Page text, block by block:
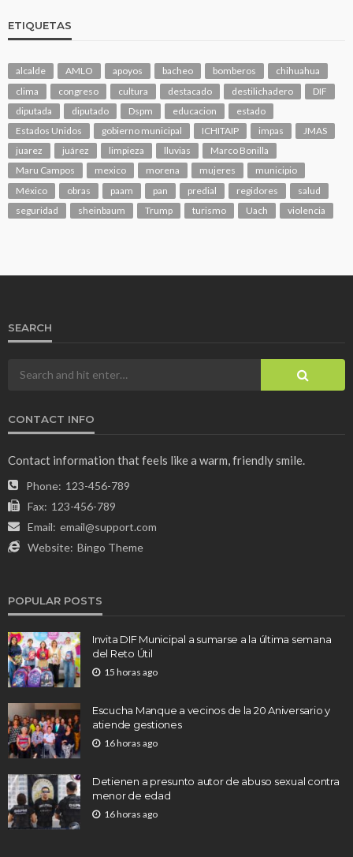
ETIQUETAS
alcalde AMLO apoyos bacheo bomberos
chihuahua
clima
congreso cultura destacado destilichadero
DIF
diputada
diputado Dspm educacion
estado
Estados Unidos
gobierno municipal ICHITAIP impas
JMAS
juarez
juárez limpieza lluvias
Marco Bonilla
Maru Campos
mexico morena mujeres
municipio
México
obras paam pan predial regidores
salud
seguridad
sheinbaum Trump turismo Uach violencia
SEARCH
CONTACT INFO
Contact information that feels like a warm, friendly smile.
Phone: 123-456-789
Fax: 123-456-789
Email: email@support.com
Website: Bingo Theme
POPULAR POSTS
Invita DIF Municipal a sumarse a la última semana
del Reto Útil
15 horas ago
Escucha Manque a vecinos de la 20 Aniversario y
atiende gestiones
16 horas ago
Detienen a presunto autor de abuso sexual contra
menor de edad
16 horas ago